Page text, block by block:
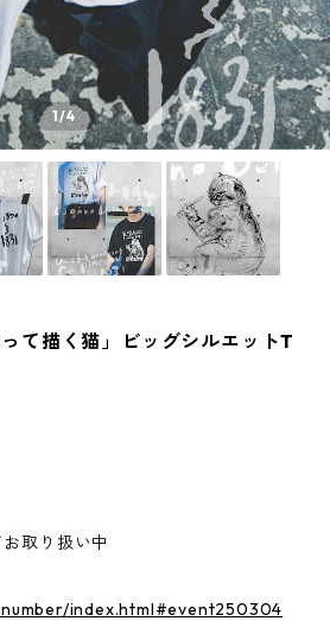
1/4
て描く猫」ビッグシルエットT
取り扱い中
index.html#event250304